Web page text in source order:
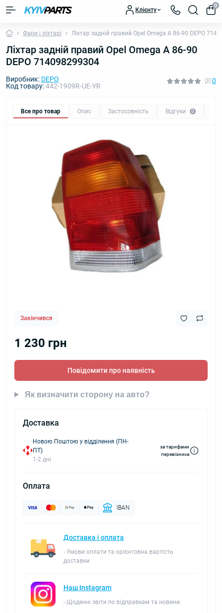
Клієнту
0
Фари і ліхтарі Ліхтар задній правий Opel Omega A 86-90 DEPO
Ліхтар задній правий Opel Omega A 86-90
DEPO 714098299304
Виробник: DEPO
Код товару:442-1909R-UE-YR
0
Все про товар Опис Застосовність Відгуки 0
Закінчився
1 230 грн
Повідомити про наявність
Як визначити сторону на авто?
Доставка
Новою Поштою у відділення (ПН-
ПТ)
1-2 дні
за тарифами
перевізника
Оплата
IBAN
Доставка і оплата
- Умови оплати та орієнтовна вартість
доставки
Наш Instagram
- Щоденні звіти по відправкам та новини